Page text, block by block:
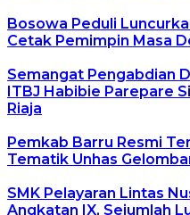
Bosowa Peduli
Cetak Pemimpin Masa
Semangat Pengabdian
ITBJ Habibie Parepare
Riaja
Pemkab Barru Resmi
Tematik Unhas
SMK Pelayaran Lintas
Angkatan IX, Sejumlah